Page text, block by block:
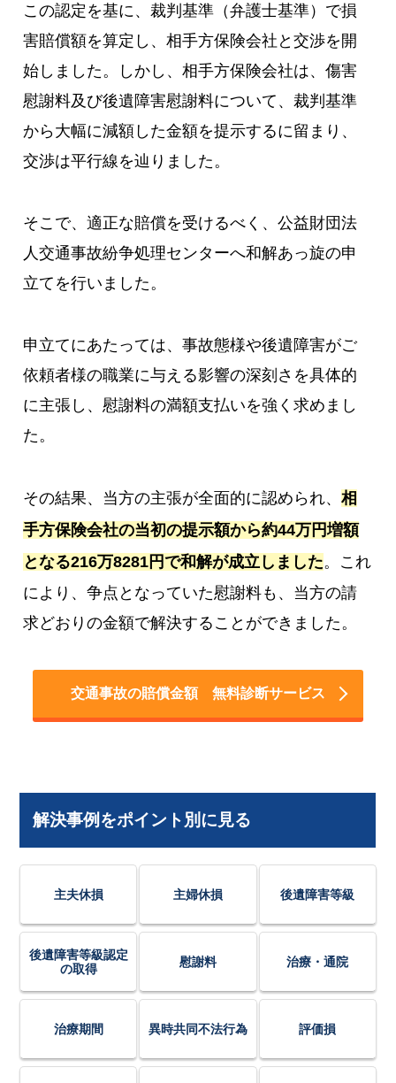
この認定を基に、裁判基準（弁護士基準）で損
害賠償額を算定し、相手方保険会社と交渉を開
始しました。しかし、相手方保険会社は、傷害
慰謝料及び後遺障害慰謝料について、裁判基準
から大幅に減額した金額を提示するに留まり、
交渉は平行線を辿りました。
そこで、適正な賠償を受けるべく、公益財団法
人交通事故紛争処理センターへ和解あっ旋の申
立てを行いました。
申立てにあたっては、事故態様や後遺障害がご
依頼者様の職業に与える影響の深刻さを具体的
に主張し、慰謝料の満額支払いを強く求めまし
た。
その結果、当方の主張が全面的に認められ、相
手方保険会社の当初の提示額から約44万円増額
となる216万8281円で和解が成立しました。これ
により、争点となっていた慰謝料も、当方の請
求どおりの金額で解決することができました。
交通事故の賠償金額 無料診断サービス
解決事例をポイント別に見る
主夫休損 主婦休損 後遺障害等級
後遺障害等級認定
の取得
慰謝料 治療・通院
治療期間 異時共同不法行為 評価損